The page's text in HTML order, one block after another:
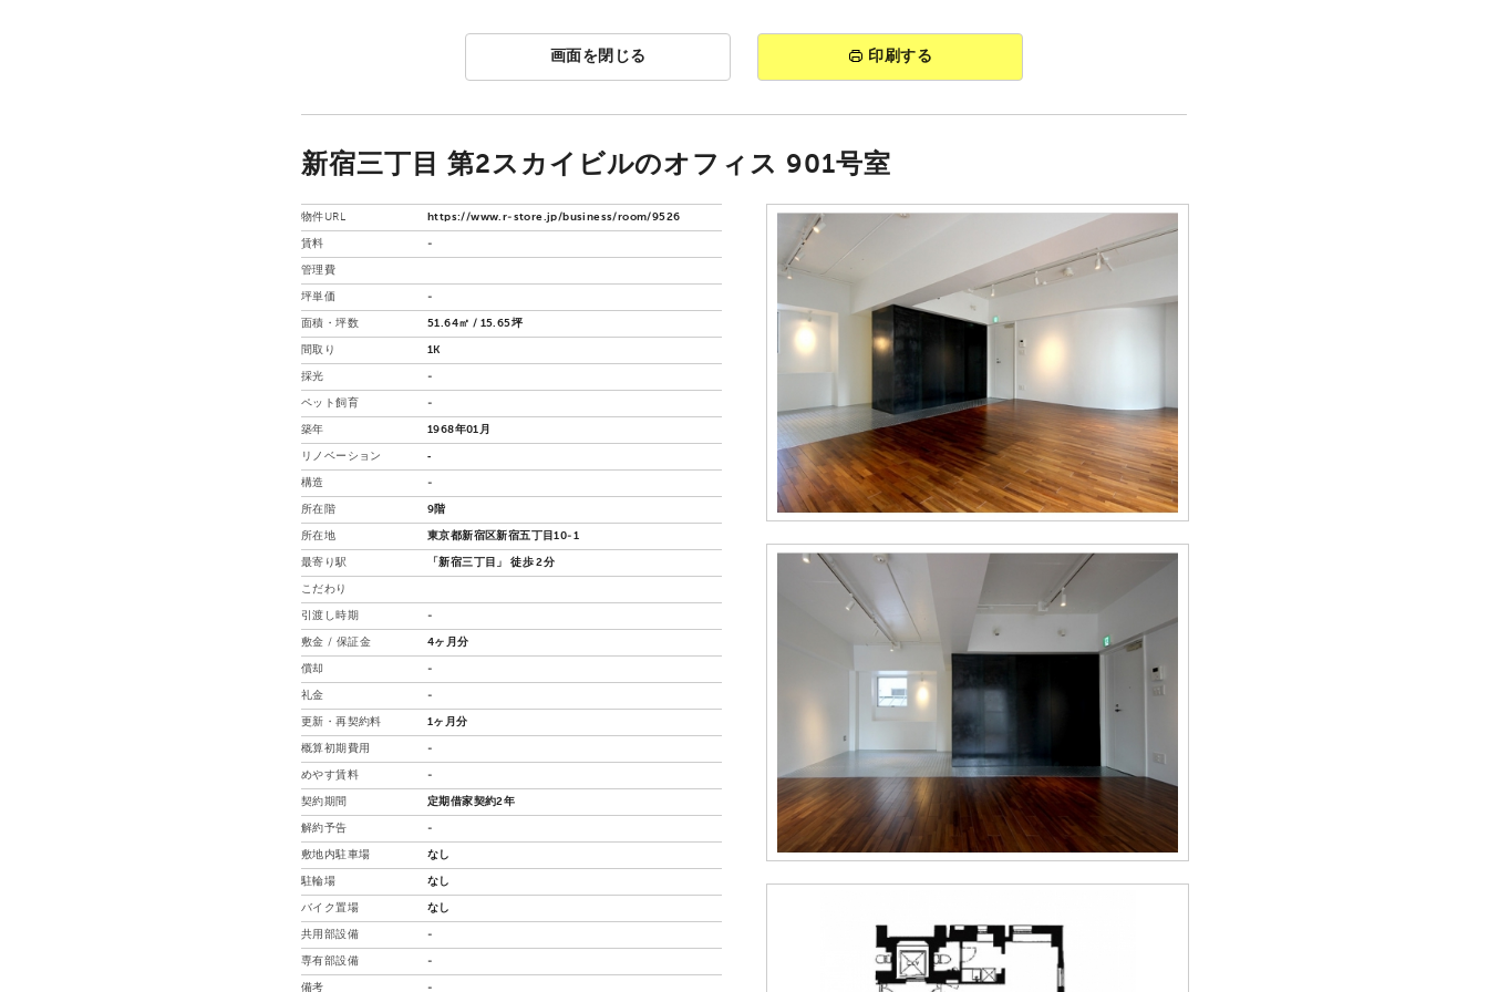
画面を閉じる 印刷する
新宿三丁目 第2スカイビルのオフィス 901号室
物件URL https://www.r-store.jp/business/room/9526
賃料 -
管理費
坪単価 -
面積・坪数 51.64㎡ / 15.65坪
間取り 1K
採光 -
ペット飼育 -
築年 1968年01月
リノベーション ‐
構造 -
所在階 9階
所在地 東京都新宿区新宿五丁目10-1
最寄り駅 「新宿三丁目」 徒歩 2分
こだわり
引渡し時期 -
敷金 / 保証金 4ヶ月分
償却 -
礼金 -
更新・再契約料 1ヶ月分
概算初期費用 -
めやす賃料 -
契約期間 定期借家契約2年
解約予告 -
敷地内駐車場 なし
駐輪場 なし
バイク置場 なし
共用部設備 -
専有部設備 -
備考 -